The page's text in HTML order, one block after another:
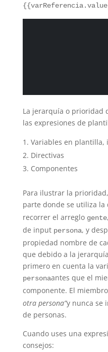
La jerarquía o prioridad
las expresiones de
Variables en plantilla,
Directivas
Componentes
Para ilustrar la
parte donde se utiliza la
recorrer el arreglo gente
de input persona, y
propiedad nombre de
que debido a la
primero en cuenta la
personaantes que el
componente. El miembro
otra persona”y nunca se
de personas.
Cuando uses una
consejos: